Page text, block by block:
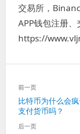
交易所，
APP钱包注册
https://
文
章
导
航
前一页
上
一
篇：
比特币为什么会
支付货币吗？
后一页